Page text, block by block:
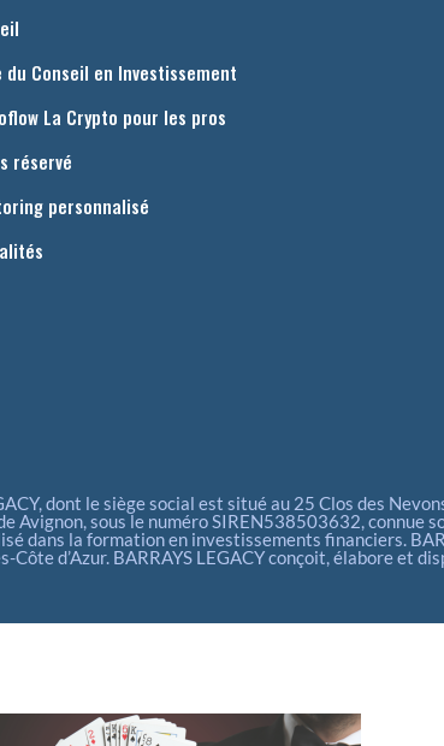
du Conseil en Investissement
La Crypto pour les pros
réservé
personnalisé
dont le siège social est situé au 25 Clos des
Avignon, sous le numéro SIREN538503632, connue
dans la formation en investissements financiers.
d’Azur. BARRAYS LEGACY conçoit, élabore et